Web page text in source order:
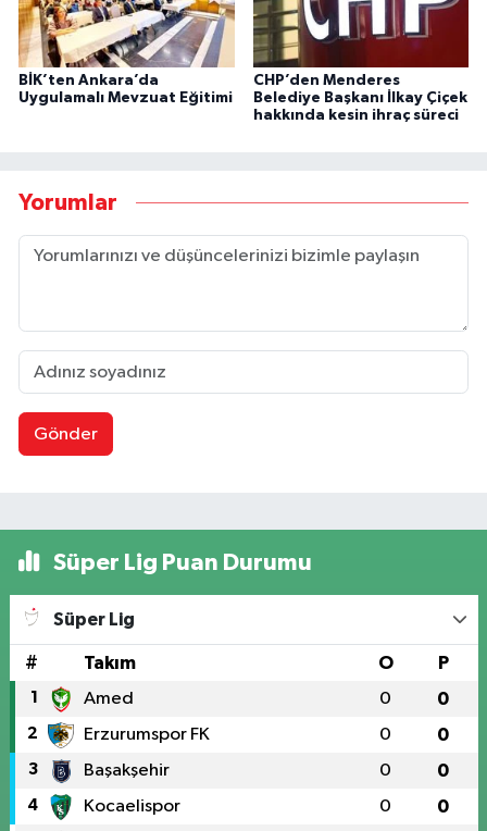
BİK’ten Ankara’da
Uygulamalı Mevzuat Eğitimi
CHP’den Menderes
Belediye Başkanı İlkay Çiçek
hakkında kesin ihraç süreci
Yorumlar
Gönder
Süper Lig Puan Durumu
Süper Lig
# Takım O P
1 Amed 0 0
2 Erzurumspor FK 0 0
3 Başakşehir 0 0
4 Kocaelispor 0 0